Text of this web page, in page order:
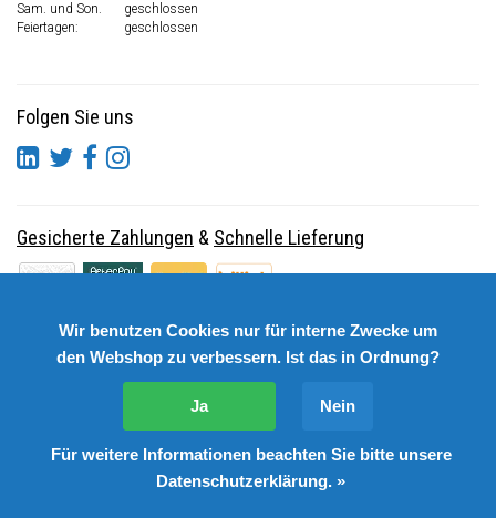
Sam. und Son.
geschlossen
Feiertagen:
geschlossen
Folgen Sie uns
Gesicherte Zahlungen & Schnelle Lieferung
© Copyright 2026 DutchSpares B.V. - Design byWebdinge.nl
DutchSpares B.V. word beoordeeld met: 9,9/10 (2541
Wir benutzen Cookies nur für interne Zwecke um
den Webshop zu verbessern. Ist das in Ordnung?
Ja Nein
Für weitere Informationen beachten Sie bitte unsere
Datenschutzerklärung. »